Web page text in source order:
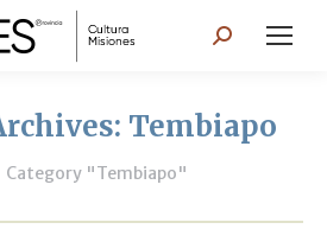
Search:
Tembiapo
Category "Tembiapo"